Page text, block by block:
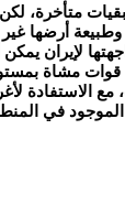
متأخرة،
أرضها
لإيران يمكن
قوات مشاة
الاستفادة
الموجود في